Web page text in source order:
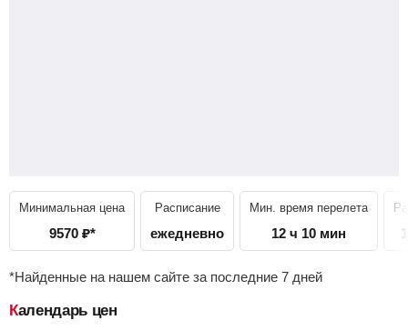
Минимальная цена
9570 ₽*
Расписание
ежедневно
Мин. время перелета
12 ч 10 мин
*Найденные на нашем сайте за последние 7 дней
Календарь цен